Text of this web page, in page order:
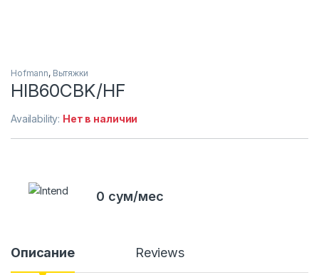
Hofmann, Вытяжки
HIB60CBK/HF
Availability: Нет в наличии
0 сум/мес
Описание Reviews